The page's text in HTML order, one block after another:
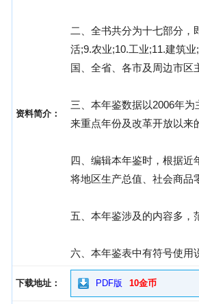
资料简介：
二、全书共分为十七部分，
活;9.农业;10.工业;11.建筑
国、全省、各市及周边市区
三、本年鉴数据以2006年
来重点年份及改革开放以来
四、编辑本年鉴时，根据近
将地区生产总值、社会商品
五、本年鉴涉及的内容多，
六、本年鉴表中有符号使用
下载地址： PDF版 10金币